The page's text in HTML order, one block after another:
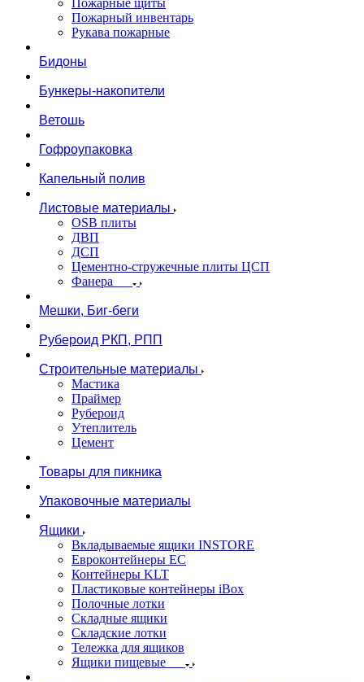
Пожарные щиты
Пожарный инвентарь
Рукава пожарные
Бидоны
Бункеры-накопители
Ветошь
Гофроупаковка
Капельный полив
Листовые материалы
OSB плиты
ДВП
ДСП
Цементно-стружечные плиты ЦСП
Фанера
Мешки, Биг-беги
Рубероид РКП, РПП
Строительные материалы
Мастика
Праймер
Рубероид
Утеплитель
Цемент
Товары для пикника
Упаковочные материалы
Ящики
Вкладываемые ящики INSTORE
Евроконтейнеры ЕС
Контейнеры KLT
Пластиковые контейнеры iBox
Полочные лотки
Складные ящики
Складские лотки
Тележка для ящиков
Ящики пищевые